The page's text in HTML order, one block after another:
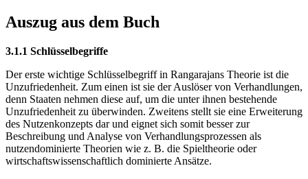
Auszug aus dem Buch
3.1.1 Schlüsselbegriffe
Der erste wichtige Schlüsselbegriff in Rangarajans Theorie ist die
Unzufriedenheit. Zum einen ist sie der Auslöser von Verhandlungen,
denn Staaten nehmen diese auf, um die unter ihnen bestehende
Unzufriedenheit zu überwinden. Zweitens stellt sie eine Erweiterung
des Nutzenkonzepts dar und eignet sich somit besser zur
Beschreibung und Analyse von Verhandlungsprozessen als
nutzendominierte Theorien wie z. B. die Spieltheorie oder
wirtschaftswissenschaftlich dominierte Ansätze.